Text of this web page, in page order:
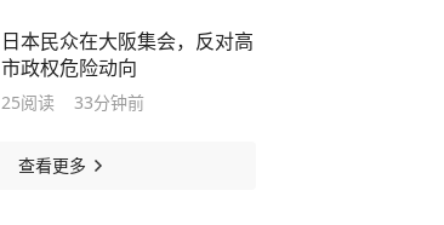
日本民众在大阪集会，反对高
市政权危险动向
25阅读 33分钟前
查看更多